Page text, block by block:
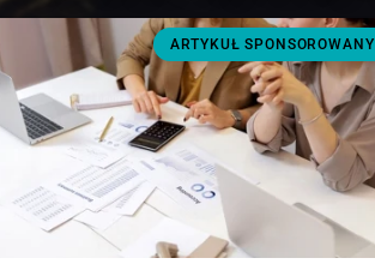
ARTYKUŁ SPONSOROWANY